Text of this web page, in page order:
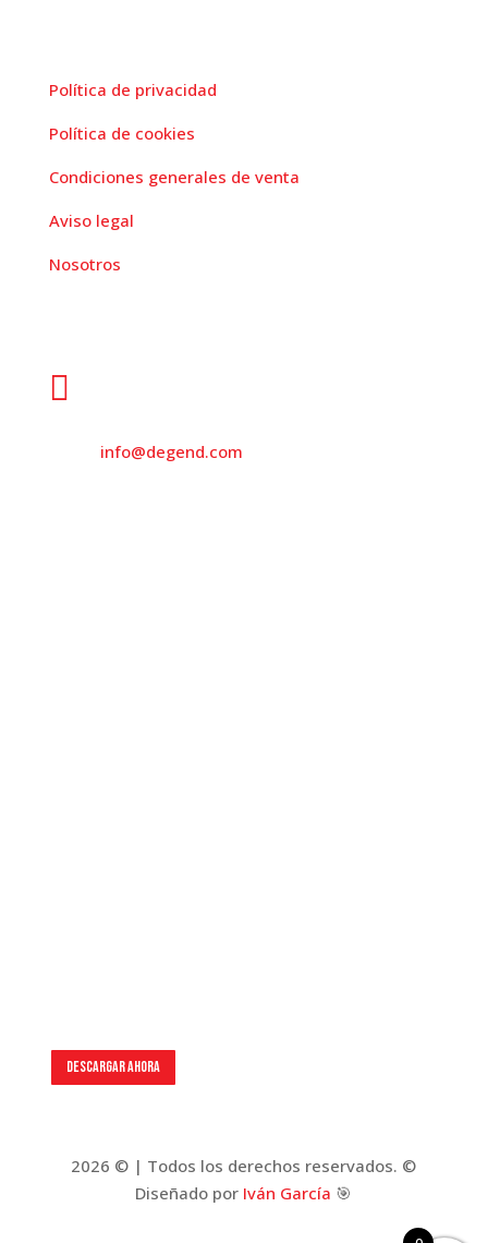
Política de privacidad
Política de cookies
Condiciones generales de venta
Aviso legal
Nosotros

info@degend.com
Descargar ahora
2026 © | Todos los derechos reservados. ©
Diseñado por Iván García 🎯